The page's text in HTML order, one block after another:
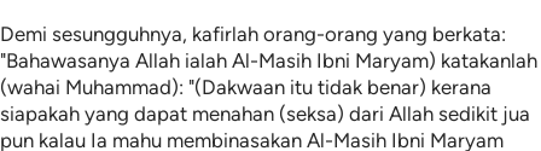
Demi sesungguhnya, kafirlah orang-orang yang berkata:
"Bahawasanya Allah ialah Al-Masih Ibni Maryam) katakanlah
(wahai Muhammad): "(Dakwaan itu tidak benar) kerana
siapakah yang dapat menahan (seksa) dari Allah sedikit jua
pun kalau Ia mahu membinasakan Al-Masih Ibni Maryam